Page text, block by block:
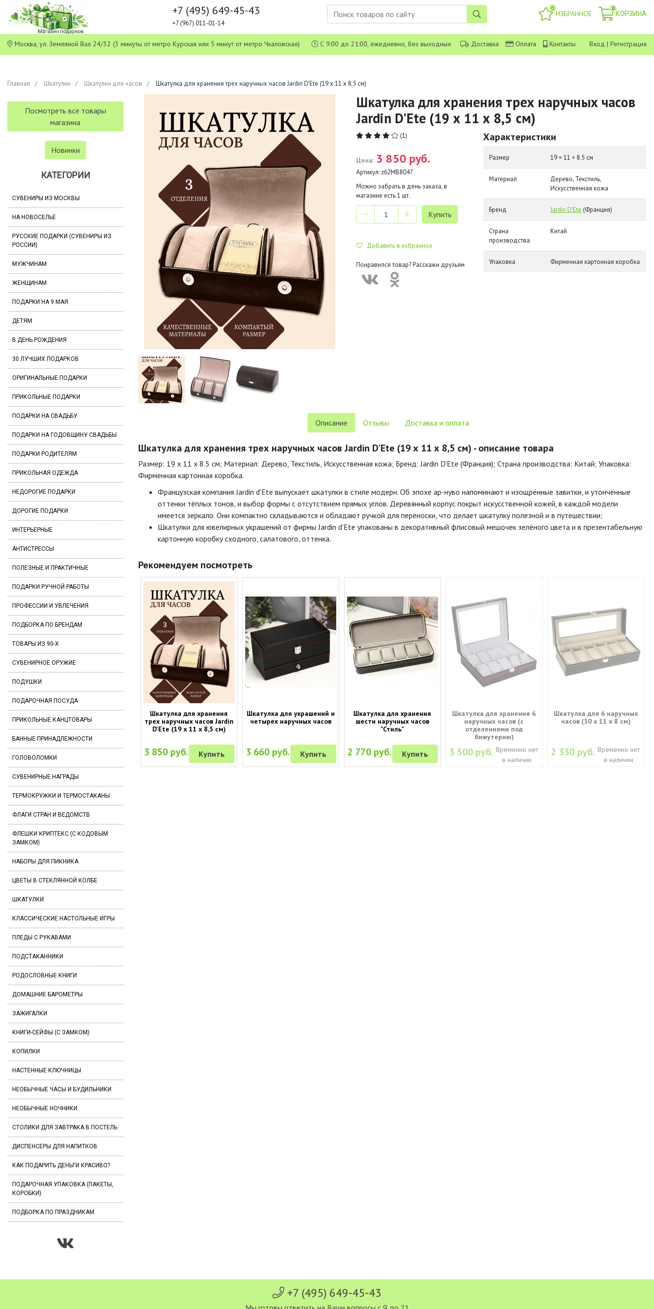
+7 (495) 649-45-43
+7 (967) 011-01-14
0
ИЗБРАННОЕ
0
КОРЗИНА
Москва, ул. Земляной Вал 24/32 (3 минуты от метро Курская или 5 минут от метро Чкаловская) С 9:00 до 21:00, ежедневно, без выходных Доставка Оплата Контакты Вход | Регистрация
Главная Шкатулки Шкатулки для часов Шкатулка для хранения трех наручных часов Jardin D'Ete (19 х 11 х 8,5 см)
Посмотреть все товары
магазина
Новинки
КАТЕГОРИИ
СУВЕНИРЫ ИЗ МОСКВЫ
НА НОВОСЕЛЬЕ
РУССКИЕ ПОДАРКИ (СУВЕНИРЫ ИЗ
РОССИИ)
МУЖЧИНАМ
ЖЕНЩИНАМ
ПОДАРКИ НА 9 МАЯ
ДЕТЯМ
В ДЕНЬ РОЖДЕНИЯ
30 ЛУЧШИХ ПОДАРКОВ
ОРИГИНАЛЬНЫЕ ПОДАРКИ
ПРИКОЛЬНЫЕ ПОДАРКИ
ПОДАРКИ НА СВАДЬБУ
ПОДАРКИ НА ГОДОВЩИНУ СВАДЬБЫ
ПОДАРКИ РОДИТЕЛЯМ
ПРИКОЛЬНАЯ ОДЕЖДА
НЕДОРОГИЕ ПОДАРКИ
ДОРОГИЕ ПОДАРКИ
ИНТЕРЬЕРНЫЕ
АНТИСТРЕССЫ
ПОЛЕЗНЫЕ И ПРАКТИЧНЫЕ
ПОДАРКИ РУЧНОЙ РАБОТЫ
ПРОФЕССИИ И УВЛЕЧЕНИЯ
ПОДБОРКА ПО БРЕНДАМ
ТОВАРЫ ИЗ 90-Х
СУВЕНИРНОЕ ОРУЖИЕ
ПОДУШКИ
ПОДАРОЧНАЯ ПОСУДА
ПРИКОЛЬНЫЕ КАНЦТОВАРЫ
БАННЫЕ ПРИНАДЛЕЖНОСТИ
ГОЛОВОЛОМКИ
СУВЕНИРНЫЕ НАГРАДЫ
ТЕРМОКРУЖКИ И ТЕРМОСТАКАНЫ
ФЛАГИ СТРАН И ВЕДОМСТВ
ФЛЕШКИ КРИПТЕКС (С КОДОВЫМ
ЗАМКОМ)
НАБОРЫ ДЛЯ ПИКНИКА
ЦВЕТЫ В СТЕКЛЯННОЙ КОЛБЕ
ШКАТУЛКИ
КЛАССИЧЕСКИЕ НАСТОЛЬНЫЕ ИГРЫ
ПЛЕДЫ С РУКАВАМИ
ПОДСТАКАННИКИ
РОДОСЛОВНЫЕ КНИГИ
ДОМАШНИЕ БАРОМЕТРЫ
ЗАЖИГАЛКИ
КНИГИ-СЕЙФЫ (С ЗАМКОМ)
КОПИЛКИ
НАСТЕННЫЕ КЛЮЧНИЦЫ
НЕОБЫЧНЫЕ ЧАСЫ И БУДИЛЬНИКИ
НЕОБЫЧНЫЕ НОЧНИКИ
СТОЛИКИ ДЛЯ ЗАВТРАКА В ПОСТЕЛЬ
ДИСПЕНСЕРЫ ДЛЯ НАПИТКОВ
КАК ПОДАРИТЬ ДЕНЬГИ КРАСИВО?
ПОДАРОЧНАЯ УПАКОВКА (ПАКЕТЫ,
КОРОБКИ)
ПОДБОРКА ПО ПРАЗДНИКАМ
Шкатулка для хранения трех наручных часов
Jardin D'Ete (19 х 11 х 8,5 см)
(1)
Цена: 3 850 руб.
Артикул: z62MB8047
Можно забрать в день заказа, в
магазине есть1 шт.
Добавить в избранное
Понравился товар? Расскажи друзьям
Характеристики
Размер 19 × 11 × 8.5 см
Материал
Дерево, Текстиль,
Искусственная кожа
Бренд Jardin D'Ete (Франция)
Страна
производства
Китай
Упаковка Фирменная картонная коробка
Описание Отзывы Доставка и оплата
Шкатулка для хранения трех наручных часов Jardin D'Ete (19 х 11 х 8,5 см) - описание товара
Размер: 19 x 11 x 8.5 см; Материал: Дерево, Текстиль, Искусственная кожа; Бренд: Jardin D'Ete (Франция); Страна производства: Китай; Упаковка:
Фирменная картонная коробка.
Французская компания Jardin d'Ete выпускает шкатулки в стиле модерн. Об эпохе ар-нуво напоминают и изощрённые завитки, и утончённые
оттенки тёплых тонов, и выбор формы с отсутствием прямых углов. Деревянный корпус покрыт искусственной кожей, в каждой модели
имеется зеркало. Они компактно складываются и обладают ручкой для переноски, что делает шкатулку полезной и в путешествии;
Шкатулки для ювелирных украшений от фирмы Jardin d'Ete упакованы в декоративный флисовый мешочек зелёного цвета и в презентабельную
картонную коробку сходного, салатового, оттенка.
Рекомендуем посмотреть
Шкатулка для хранения
трех наручных часов Jardin
D'Ete (19 х 11 х 8,5 см)
3 850 руб. Купить
Шкатулка для украшений и
четырех наручных часов
3 660 руб. Купить
Шкатулка для хранения
шести наручных часов
"Стиль"
2 770 руб. Купить
Шкатулка для хранения 6
наручных часов (с
отделениями под
бижутерию)
3 500 руб. Временно нет
в наличии
Шкатулка для 6 наручных
часов (30 х 11 х 8 см)
2 330 руб. Временно нет
в наличии
+7 (495) 649-45-43